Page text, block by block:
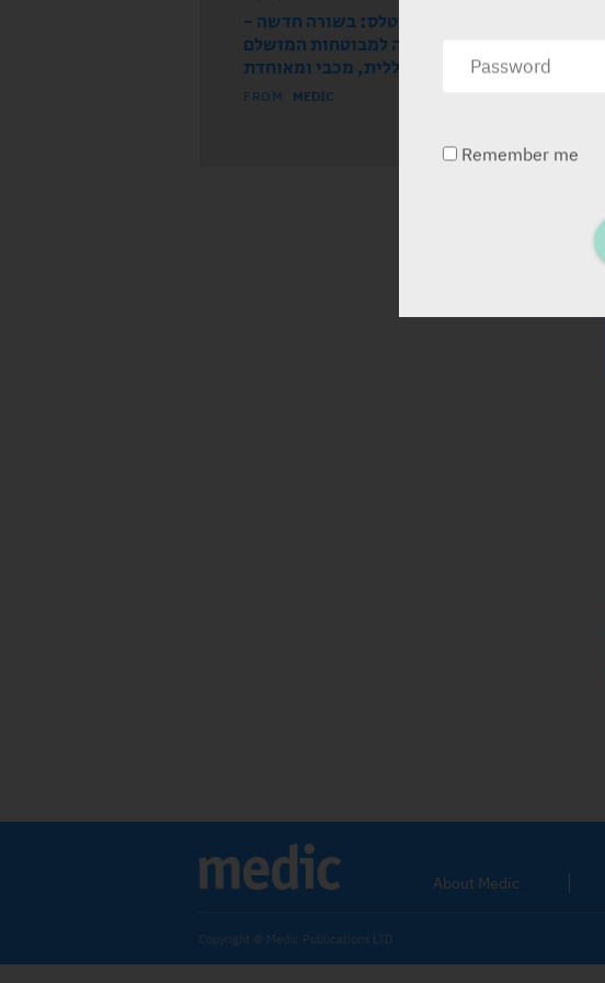
הודעה מחברת אסטלס: בשורה חדשה -
ואוזה זמינה למבוטחות המושלם
בכללית, מכבי ומאוחדת
FROM MEDIC
About Medic
Copyright © Medic Publications LTD
Remember me